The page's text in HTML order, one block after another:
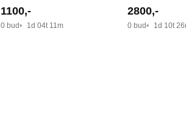
1100,-
0 bud 1d 04t 11m
2800,-
0 bud 1d 10t